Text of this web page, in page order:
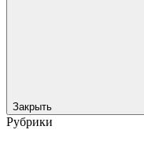
Закрыть
Рубрики